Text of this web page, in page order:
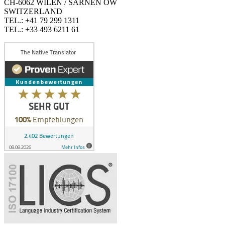
CH-6062 WILEN / SARNEN OW
SWITZERLAND
TEL.: +41 79 299 1311
TEL.: +33 493 6211 61